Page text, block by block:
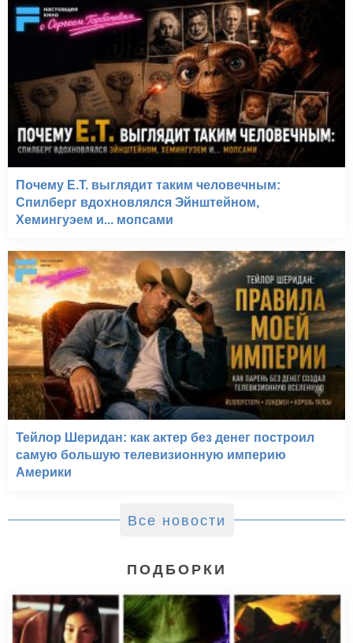
Почему E.T. выглядит таким человечным:
Спилберг вдохновлялся Эйнштейном,
Хемингуэем и... мопсами
Тейлор Шеридан: как актер без денег построил
самую большую телевизионную империю
Америки
Все новости
ПОДБОРКИ